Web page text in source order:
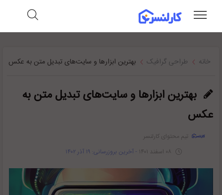
خانه طراحی گرافیک بهترین ابزارها و سایت‌های تبدیل متن به عکس
بهترین ابزارها و سایت‌های تبدیل متن به
عکس
تیم محتوای کارلنسر
- آخرین بروزرسانی: ۱۹ آذر ۱۴۰۲